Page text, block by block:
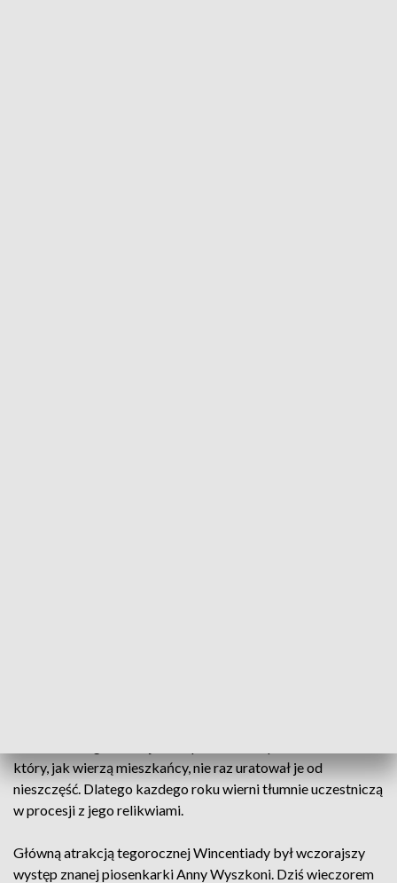
który, jak wierzą mieszkańcy, nie raz uratował je od
nieszczęść. Dlatego kazdego roku wierni tłumnie uczestniczą
w procesji z jego relikwiami.
Główną atrakcją tegorocznej Wincentiady był wczorajszy
występ znanej piosenkarki Anny Wyszkoni. Dziś wieczorem